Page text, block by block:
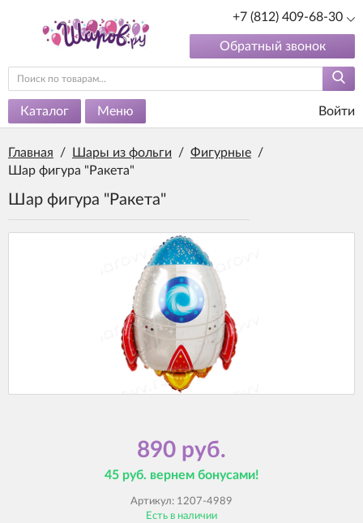
+7 (812) 409-68-30
Обратный звонок
Каталог Меню Войти
Главная / Шары из фольги / Фигурные /
Шар фигура "Ракета"
Шар фигура "Ракета"
890 руб.
45 руб. вернем бонусами!
Артикул: 1207-4989
Есть в наличии